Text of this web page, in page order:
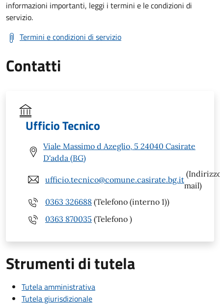
informazioni importanti, leggi i termini e le condizioni di
servizio.
Termini e condizioni di servizio
Contatti
Ufficio Tecnico
Viale Massimo d Azeglio, 5 24040 Casirate
D'adda (BG)
ufficio.tecnico@comune.casirate.bg.it
mail)
0363 326688 (Telefono (interno 1))
0363 870035 (Telefono )
Strumenti di tutela
Tutela amministrativa
Tutela giurisdizionale